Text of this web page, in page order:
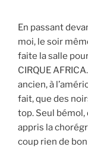
En passant
moi, le soir
faite la salle
CIRQUE
ancien, à
fait, que des
top. Seul bémol,
appris la
coup rien de